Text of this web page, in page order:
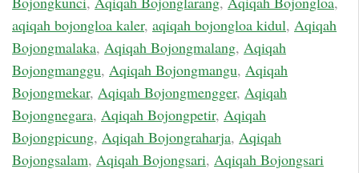
aqiqah bojongloa kaler, aqiqah bojongloa kidul, Aqiqah
Bojongmalaka, Aqiqah Bojongmalang, Aqiqah
Bojongmanggu, Aqiqah Bojongmangu, Aqiqah
Bojongmekar, Aqiqah Bojongmengger, Aqiqah
Bojongnegara, Aqiqah Bojongpetir, Aqiqah
Bojongpicung, Aqiqah Bojongraharja, Aqiqah
Bojongsalam, Aqiqah Bojongsari, Aqiqah Bojongsari